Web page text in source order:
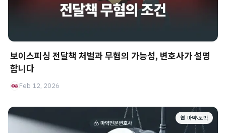
보이스피싱 전달책 처벌과 무혐의 가능성, 변호사가 설명
합니다
Feb 12, 2026
🚨 마약·도박